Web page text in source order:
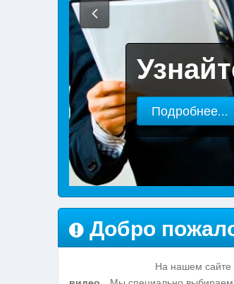
Подробнее...
Подробнее...
Подробнее...
Добро
На нашем сайте Вы